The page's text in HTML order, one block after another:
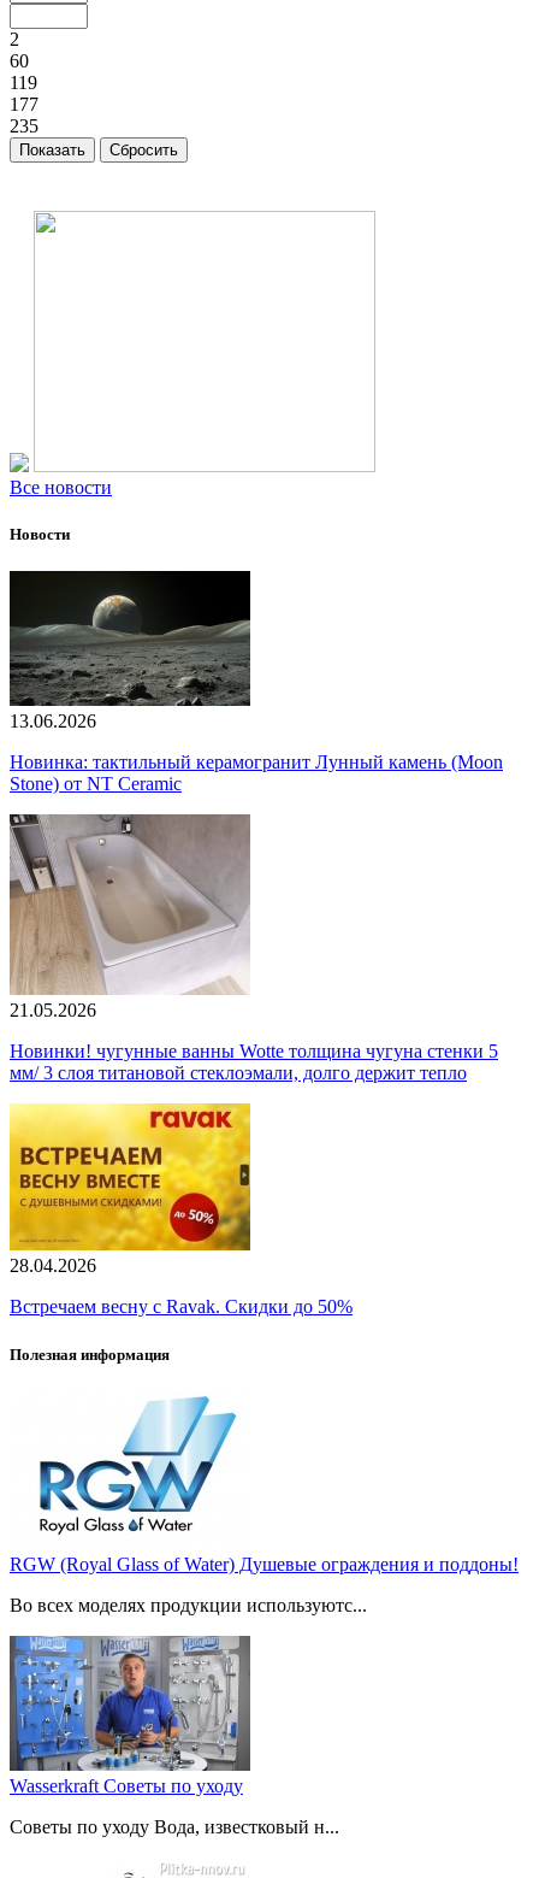
2
60
119
177
235
Все новости
Новости
13.06.2026
Новинка: тактильный керамогранит Лунный камень (Moon
Stone) от NT Ceramic
21.05.2026
Новинки! чугунные ванны Wotte толщина чугуна стенки 5
мм/ 3 слоя титановой стеклоэмали, долго держит тепло
28.04.2026
Встречаем весну с Ravak. Скидки до 50%
Полезная информация
RGW (Royal Glass of Water) Душевые ограждения и поддоны!
Во всех моделях продукции используютс...
Wasserkraft Советы по уходу
Советы по уходу Вода, известковый н...